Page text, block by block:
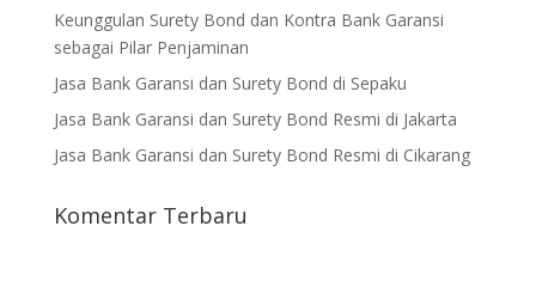
Keunggulan Surety Bond dan Kontra Bank Garansi
sebagai Pilar Penjaminan
Jasa Bank Garansi dan Surety Bond di Sepaku
Jasa Bank Garansi dan Surety Bond Resmi di Jakarta
Jasa Bank Garansi dan Surety Bond Resmi di Cikarang
Komentar Terbaru